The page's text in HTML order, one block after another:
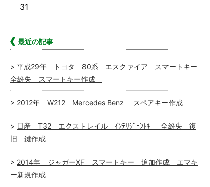
31
最近の記事
平成29年 トヨタ 80系 エスクァイア スマートキー
全紛失 スマートキー作成
2012年 W212 Mercedes Benz スペアキー作成
日産 T32 エクストレイル ｲﾝﾃﾘｼﾞｪﾝﾄｷｰ 全紛失 復
旧 鍵作成
2014年 ジャガーXF スマートキー 追加作成 エマキ
ー新規作成